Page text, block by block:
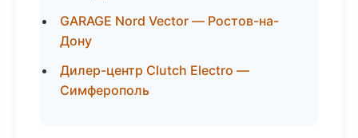
GARAGE Nord Vector — Ростов-на-
Дону
Дилер-центр Clutch Electro —
Симферополь